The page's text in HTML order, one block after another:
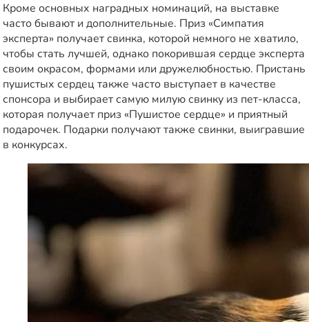
Кроме основных наградных номинаций, на выставке
часто бывают и дополнительные. Приз «Симпатия
эксперта» получает свинка, которой немного не хватило,
чтобы стать лучшей, однако покорившая сердце эксперта
своим окрасом, формами или дружелюбностью. Пристань
пушистых сердец также часто выступает в качестве
спонсора и выбирает самую милую свинку из пет-класса,
которая получает приз «Пушистое сердце» и приятный
подарочек. Подарки получают также свинки, выигравшие
в конкурсах.